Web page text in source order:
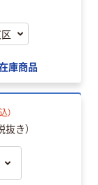
庫商品
）
抜き）